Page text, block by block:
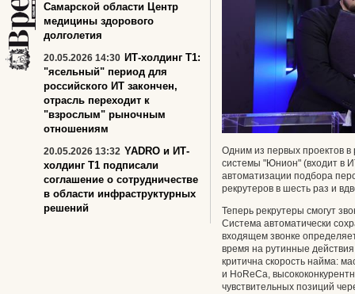
Одним из первых проектов в
системы "Юнион" (входит в
автоматизации подбора
рекрутеров в шесть раз и
Теперь рекрутеры смогут
Система автоматически
входящем звонке
время на рутинные
критична скорость найма:
и HoReCa,
чувствительных позиций
Самарской области Центр
медицины здорового
долголетия
20.05.2026 14:30 ИТ-холдинг Т1:
"ясельный" период для
российского ИТ закончен,
отрасль переходит к
"взрослым" рыночным
отношениям
20.05.2026 13:32 YADRO и ИТ-
холдинг Т1 подписали
соглашение о сотрудничестве
в области инфраструктурных
решений